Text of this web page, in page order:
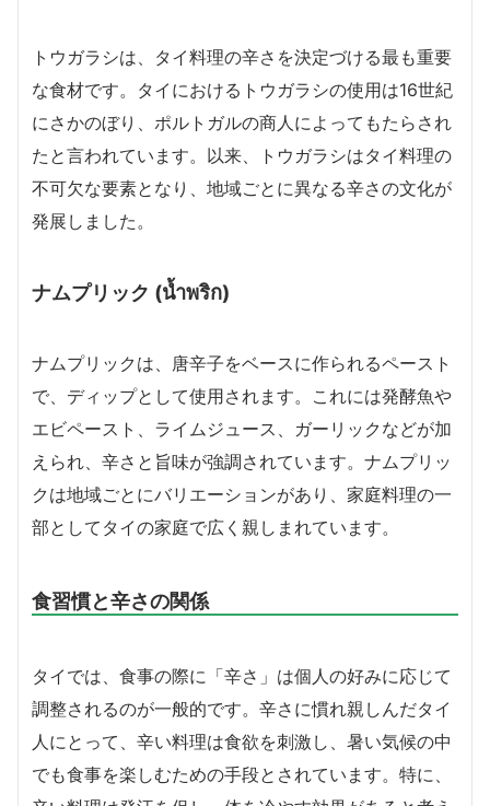
トウガラシは、タイ料理の辛さを決定づける最も重要
な食材です。タイにおけるトウガラシの使用は16世紀
にさかのぼり、ポルトガルの商人によってもたらされ
たと言われています。以来、トウガラシはタイ料理の
不可欠な要素となり、地域ごとに異なる辛さの文化が
発展しました。
ナムプリック (น้ำพริก)
ナムプリックは、唐辛子をベースに作られるペースト
で、ディップとして使用されます。これには発酵魚や
エビペースト、ライムジュース、ガーリックなどが加
えられ、辛さと旨味が強調されています。ナムプリッ
クは地域ごとにバリエーションがあり、家庭料理の一
部としてタイの家庭で広く親しまれています。
食習慣と辛さの関係
タイでは、食事の際に「辛さ」は個人の好みに応じて
調整されるのが一般的です。辛さに慣れ親しんだタイ
人にとって、辛い料理は食欲を刺激し、暑い気候の中
でも食事を楽しむための手段とされています。特に、